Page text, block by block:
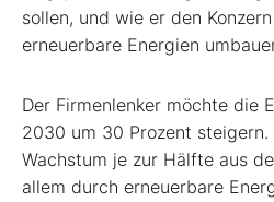
sollen, und wie er den
erneuerbare Energien
Der Firmenlenker möchte die
2030 um 30 Prozent steigern.
Wachstum je zur Hälfte aus
allem durch erneuerbare